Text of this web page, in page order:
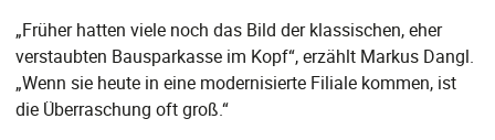
„Früher hatten viele noch das Bild der klassischen, eher
verstaubten Bausparkasse im Kopf“, erzählt Markus Dangl.
„Wenn sie heute in eine modernisierte Filiale kommen, ist
die Überraschung oft groß.“